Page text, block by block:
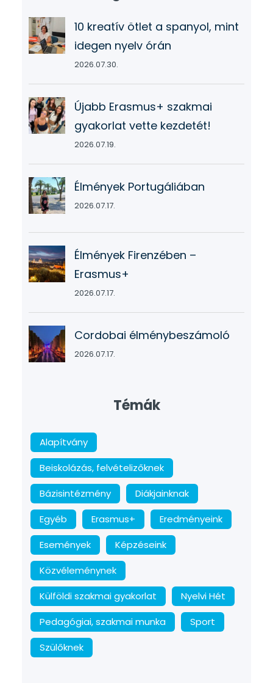
10 kreatív ötlet a spanyol, mint
idegen nyelv órán
2026.07.30.
Újabb Erasmus+ szakmai
gyakorlat vette kezdetét!
2026.07.19.
Élmények Portugáliában
2026.07.17.
Élmények Firenzében –
Erasmus+
2026.07.17.
Cordobai élménybeszámoló
2026.07.17.
Témák
Alapítvány
Beiskolázás, felvételizőknek
Bázisintézmény
Diákjainknak
Egyéb
Erasmus+
Eredményeink
Események
Képzéseink
Közvéleménynek
Külföldi szakmai gyakorlat
Nyelvi Hét
Pedagógiai, szakmai munka
Sport
Szülőknek